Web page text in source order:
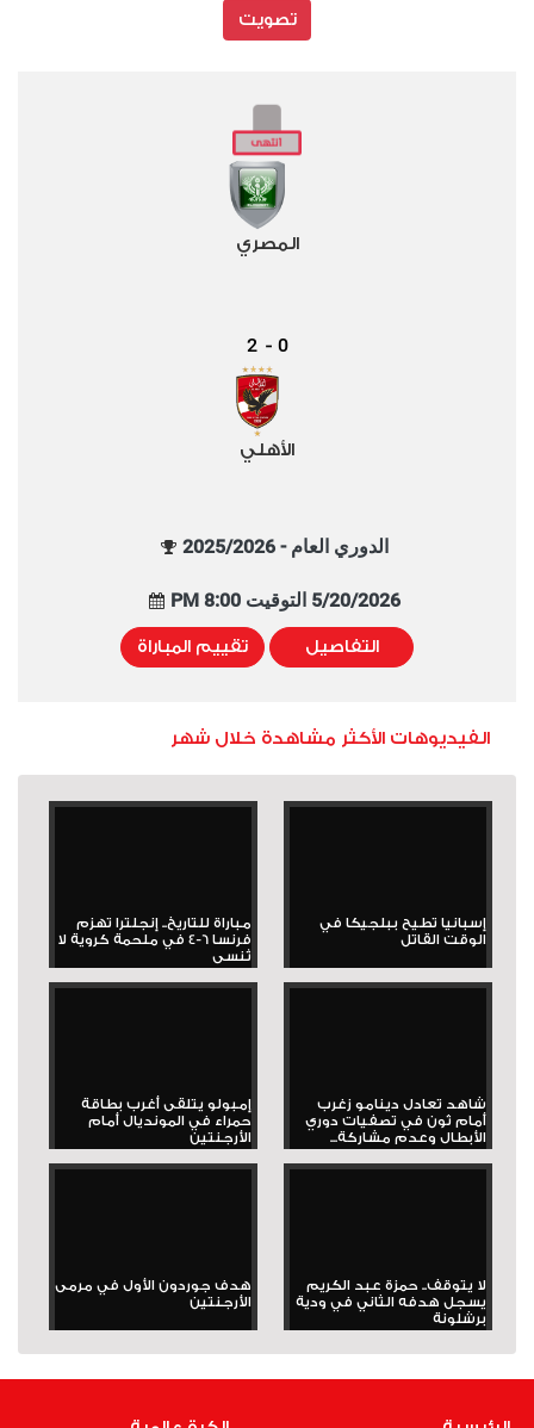
تصويت
المصري
0
-
2
الأهلي
الدوري العام - 2025/2026
5/20/2026 التوقيت 8:00 PM
التفاصيل تقييم المباراة
الفيديوهات الأكثر مشاهدة خلال شهر
إسبانيا تطيح ببلجيكا في
الوقت القاتل
مباراة للتاريخ.. إنجلترا تهزم
فرنسا 6-4 في ملحمة كروية لا
تُنسى
شاهد تعادل دينامو زغرب
أمام ثون في تصفيات دوري
الأبطال وعدم مشاركة...
إمبولو يتلقى أغرب بطاقة
حمراء في المونديال أمام
الأرجنتين
لا يتوقف.. حمزة عبد الكريم
يسجل هدفه الثاني في ودية
برشلونة
هدف جوردون الأول في مرمى
الأرجنتين